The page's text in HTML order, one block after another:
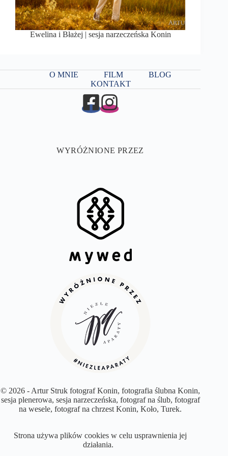
Ewelina i Błażej | sesja narzeczeńska Konin
O MNIE FILM
BLOG
KONTAKT
WYRÓŻNIONE PRZEZ
© 2026 - Artur Struk fotograf Konin, fotografia ślubna Konin,
sesja plenerowa, sesja narzeczeńska, fotograf na ślub, fotograf
na wesele, fotograf na chrzest Konin, Koło, Turek.
Strona używa plików cookies w celu usprawnienia jej
działania.